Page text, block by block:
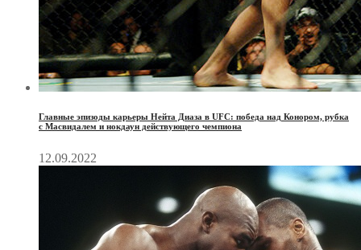
Главные эпизоды карьеры Нейта Диаза в UFC: победа над Конором, рубка
с Масвидалем и нокдаун действующего чемпиона
12.09.2022